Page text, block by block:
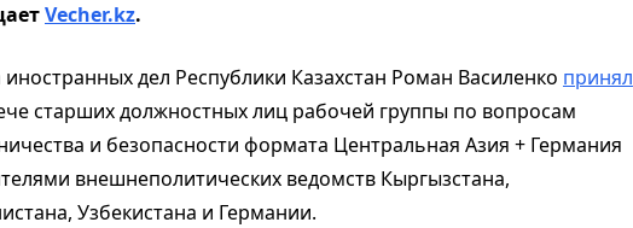
Vecher.kz.
дел Республики Казахстан Роман Василенко принял
старших должностных лиц рабочей группы по вопросам
и безопасности формата Центральная Азия + Германия
внешнеполитических ведомств Кыргызстана,
Узбекистана и Германии.